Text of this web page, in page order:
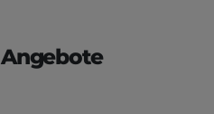
Angebote